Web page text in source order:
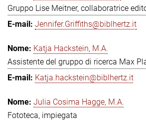
Gruppo Lise Meitner, collaboratrice
Jennifer.Griffiths@biblhertz.it
Katja Hackstein, M.A.
Assistente del gruppo di ricerca Max
Katja.hackstein@biblhertz.it
Julia Cosima Hagge, M.A.
Fototeca, impiegata